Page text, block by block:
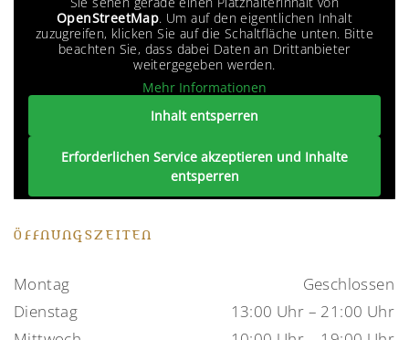
OpenStreetMap. Um auf den eigentlichen Inhalt
zuzugreifen, klicken Sie auf die Schaltfläche unten. Bitte
beachten Sie, dass dabei Daten an Drittanbieter
weitergegeben werden.
Mehr Informationen
Inhalt entsperren
Erforderlichen Service akzeptieren und Inhalte
entsperren
ÖFFNUNGSZEITEN
Montag
Geschlossen
Dienstag
13:00 Uhr – 21:00 Uhr